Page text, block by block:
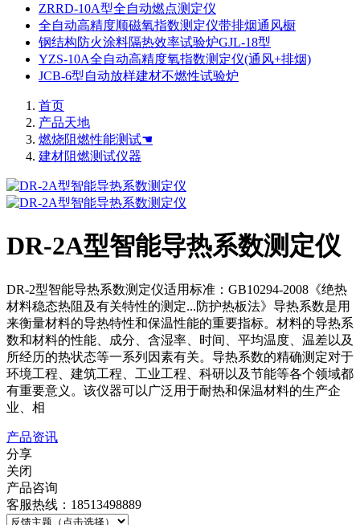
ZRRD-10A型全自动燃点测定仪
全自动高精度顺磁氧指数测定仪带排烟通风橱
钢结构防火涂料隔热效率试验炉GJL-18型
YZS-10A全自动高精度氧指数测定仪(通风+排烟)
JCB-6型自动放样建材不燃性试验炉
首页
产品天地
燃烧阻燃性能测试☚
建材阻燃测试仪器
DR-2A型智能导热系数测定仪
DR-2型智能导热系数测定仪适用标准：GB10294-2008《绝热
材料稳态热阻及有关特性的测定...防护热板法》导热系数是用
来衡量材料的导热特性和保温性能的重要指标。材料的导热系
数和材料的性能、成分、含湿率、时间、平均温度、温差以及
所经历的热状态等一系列因素有关。导热系数的精确测定对于
环境工程、建筑工程、工业工程、科研以及节能等各个领域都
有重要意义。该仪器可以广泛用于耐热和保温材料的生产企
业、相
产品资讯
分享
关闭
产品咨询
客服热线：18513498889